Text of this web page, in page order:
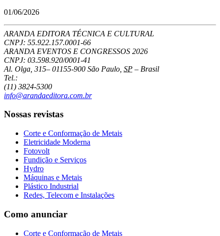
01/06/2026
ARANDA EDITORA TÉCNICA E CULTURAL
CNPJ: 55.922.157.0001-66
ARANDA EVENTOS E CONGRESSOS 2026
CNPJ: 03.598.920/0001-41
Al. Olga, 315– 01155-900 São Paulo SP – Brasil
Tel.:
(11) 3824-5300
info@arandaeditora.com.br
Nossas revistas
Corte e Conformação de Metais
Eletricidade Moderna
Fotovolt
Fundição e Serviços
Hydro
Máquinas e Metais
Plástico Industrial
Redes, Telecom e Instalações
Como anunciar
Corte e Conformação de Metais